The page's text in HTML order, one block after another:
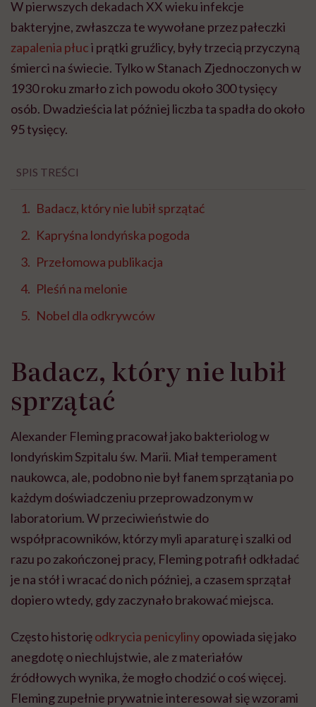
W pierwszych dekadach XX wieku infekcje
bakteryjne, zwłaszcza te wywołane przez pałeczki
zapalenia płuci prątki gruźlicy, były trzecią przyczyną
śmierci na świecie. Tylko w Stanach Zjednoczonych w
1930 roku zmarło z ich powodu około 300 tysięcy
osób. Dwadzieścia lat później liczba ta spadła do około
95 tysięcy.
SPIS TREŚCI
Badacz, który nie lubił sprzątać
Kapryśna londyńska pogoda
Przełomowa publikacja
Pleśń na melonie
Nobel dla odkrywców
Badacz, który nie lubił
sprzątać
Alexander Fleming pracował jako bakteriolog w
londyńskim Szpitalu św. Marii. Miał temperament
naukowca, ale, podobno nie był fanem sprzątania po
każdym doświadczeniu przeprowadzonym w
laboratorium. W przeciwieństwie do
współpracowników, którzy myli aparaturę i szalki od
razu po zakończonej pracy, Fleming potrafił odkładać
je na stół i wracać do nich później, a czasem sprzątał
dopiero wtedy, gdy zaczynało brakować miejsca.
Często historięodkrycia penicylinyopowiada się jako
anegdotę o niechlujstwie, ale z materiałów
źródłowych wynika, że mogło chodzić o coś więcej.
Fleming zupełnie prywatnie interesował się wzorami